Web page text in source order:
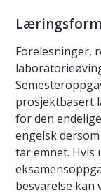
Forelesninger,
prosjektbasert
for den
engelsk
tar emnet. Hvis
besvarelse kan